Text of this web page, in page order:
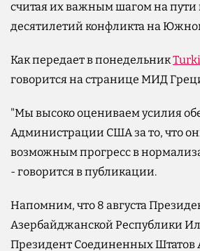
считая их важным шагом на
десятилетий конфликта на
Как передает в понедельник
говорится на странице МИД
"Мы высоко оцениваем усилия
Администрации США за то, что
возможным прогресс в
- говорится в публикации.
Напомним, что 8 августа
Азербайджанской Республики
Президент Соединенных Штатов